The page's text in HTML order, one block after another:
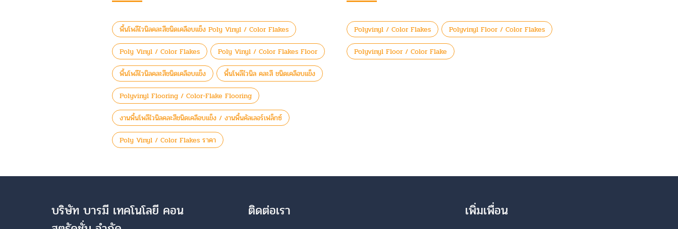
พื้นโพลีไวนิลคละสีชนิดเคลือบแข็ง Poly Vinyl / Color Flakes
Poly Vinyl / Color Flakes Poly Vinyl / Color Flakes Floor
พื้นโพลีไวนิลคละสีชนิดเคลือบแข็ง พื้นโพลีไวนิล คละสี ชนิดเคลือบแข็ง
Polyvinyl Flooring / Color-Flake Flooring
งานพื้นโพลีไวนิลคละสีชนิดเคลือบแข็ง / งานพื้นคัลเลอร์เฟล็กซ์
Poly Vinyl / Color Flakes ราคา
Polyvinyl / Color Flakes Polyvinyl Floor / Color Flakes
Polyvinyl Floor / Color Flake
บริษัท บารมี เทคโนโลยี คอน
ติดต่อเรา เพิ่มเพื่อน